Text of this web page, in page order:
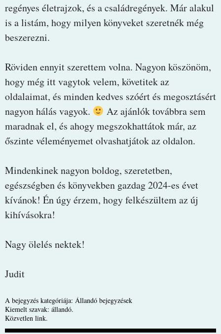
regényes életrajzok, és a családregények. Már alakul
is a listám, hogy milyen könyveket szeretnék még
beszerezni.
Röviden ennyit szerettem volna. Nagyon köszönöm,
hogy még itt vagytok velem, követitek az
oldalaimat, és minden kedves szóért és megosztásért
nagyon hálás vagyok.
Az ajánlók továbbra sem
maradnak el, és ahogy megszokhattátok már, az
őszinte véleményemet olvashatjátok az oldalon.
Mindenkinek nagyon boldog, szeretetben,
egészségben és könyvekben gazdag 2024-es évet
kívánok! Én úgy érzem, hogy felkészültem az új
kihívásokra!
Nagy ölelés nektek!
Judit
A bejegyzés kategóriája: Állandó bejegyzések
Kiemelt szavak: állandó.
Közvetlen link.